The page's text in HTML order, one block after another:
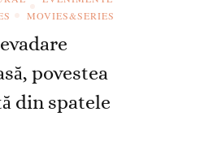
MOVIES&SERIES
povestea
din spatele